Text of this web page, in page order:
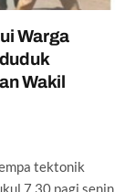
Warga
Wakil
tektonik
7.30 pagi senin